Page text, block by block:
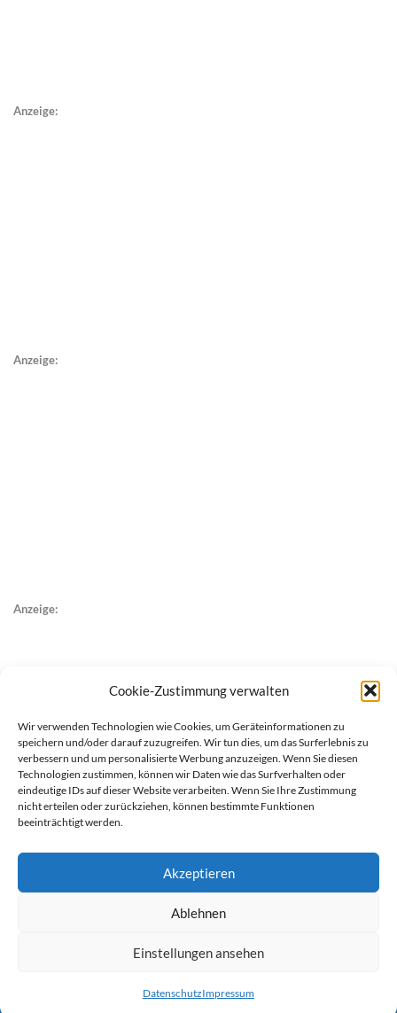
Cookie-Zustimmung verwalten
Wir verwenden Technologien wie Cookies, um Geräteinformationen zu
speichern und/oder darauf zuzugreifen. Wir tun dies, um das Surferlebnis zu
verbessern und um personalisierte Werbung anzuzeigen. Wenn Sie diesen
Technologien zustimmen, können wir Daten wie das Surfverhalten oder
eindeutige IDs auf dieser Website verarbeiten. Wenn Sie Ihre Zustimmung
nicht erteilen oder zurückziehen, können bestimmte Funktionen
beeinträchtigt werden.
Akzeptieren
Ablehnen
Einstellungen ansehen
DatenschutzImpressum
Anzeige:
Anzeige:
Anzeige:
MyWebstage.de.